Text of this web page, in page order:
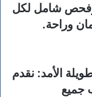
وفحص شامل لكل
وراحة.
الأمد: نقدم
جميع